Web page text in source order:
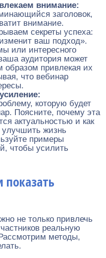
внимание:
заголовок,
внимание.
секреты успеха:
ваш подход».
или интересного
аудитория может
образом привлекая их
что вебинар
которую будет
Поясните, почему эта
актуальностью и как
жизнь
примеры
чтобы усилить
показать
не только привлечь
реальную
методы,